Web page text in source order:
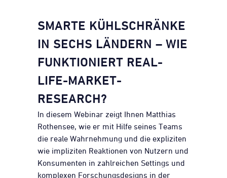
SMARTE KÜHLSCHRÄNKE
IN SECHS LÄNDERN – WIE
FUNKTIONIERT REAL-
LIFE-MARKET-
RESEARCH?
In diesem Webinar zeigt Ihnen Matthias
Rothensee, wie er mit Hilfe seines Teams
die reale Wahrnehmung und die expliziten
wie impliziten Reaktionen von Nutzern und
Konsumenten in zahlreichen Settings und
komplexen Forschungsdesigns in der